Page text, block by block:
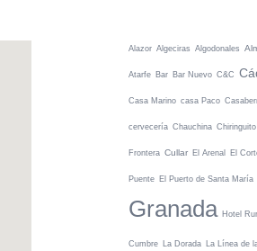
Alazor Algeciras Algodonales
Atarfe Bar Bar Nuevo C&C
Casa Marino casa Paco
cervecería Chauchina Chiringuito
Frontera Cullar El Arenal El
Puente El Puerto de Santa María
Granada Hotel
Cumbre La Dorada La Línea de